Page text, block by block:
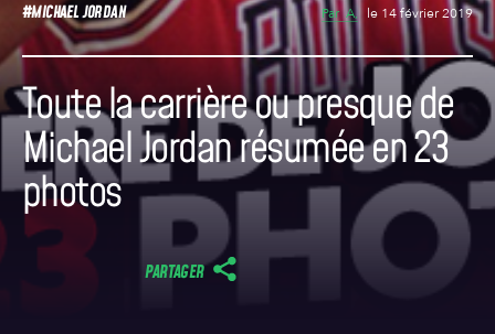
#MICHAEL JORDAN ParA, le 14 février 2019
Toute la carrière ou presque de
Michael Jordan résumée en 23
photos
PARTAGER